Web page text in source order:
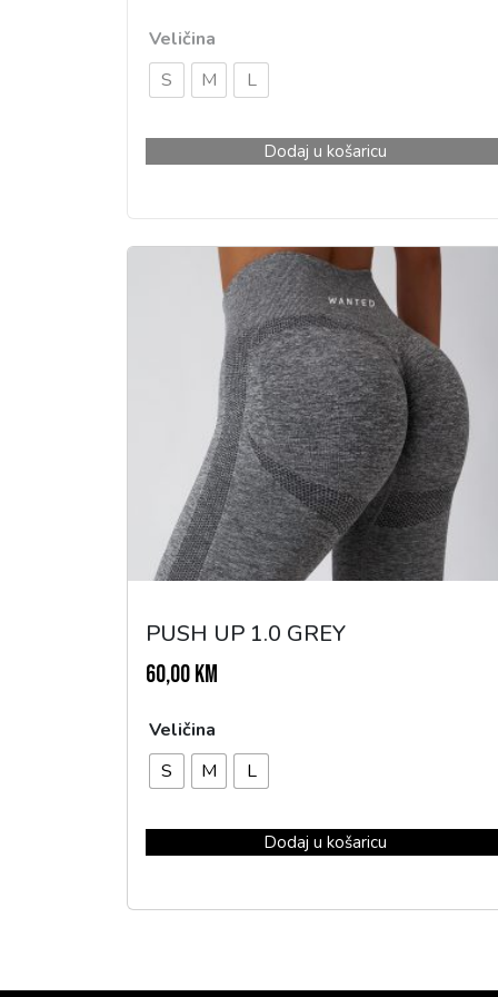
Veličina
S
M L
Dodaj u košaricu
PUSH UP 1.0 GREY
60,00KM
Veličina
S
M L
Dodaj u košaricu